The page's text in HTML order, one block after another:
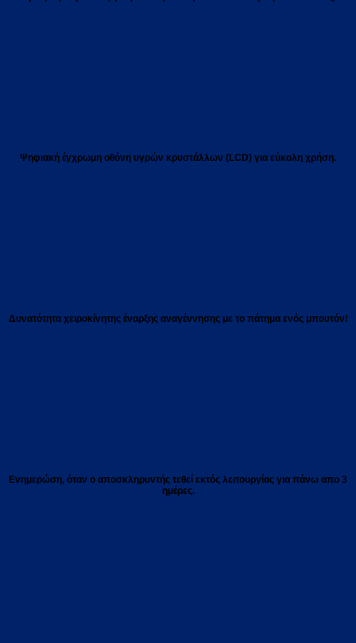
Ψηφιακή έγχρωμη οθόνη υγρών κρυστάλλων (LCD) για εύκολη χρήση.
Δυνατότητα χειροκίνητης έναρξης αναγέννησης με το πάτημα ενός μπουτόν!
Ενημερώση, όταν ο αποσκληρυντής τεθεί εκτός λειτουργίας για πάνω απο 3
ημέρες.